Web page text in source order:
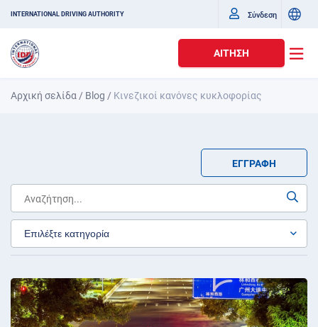
INTERNATIONAL DRIVING AUTHORITY Σύνδεση
ΑΊΤΗΣΗ
Αρχική σελίδα / Blog / Κινεζικοί κανόνες κυκλοφορίας
ΕΓΓΡΑΦΉ